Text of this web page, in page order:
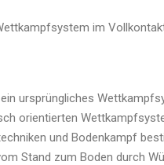
im
ursprüngliches
orientierten
und Bodenkampf
Stand zum Boden durch